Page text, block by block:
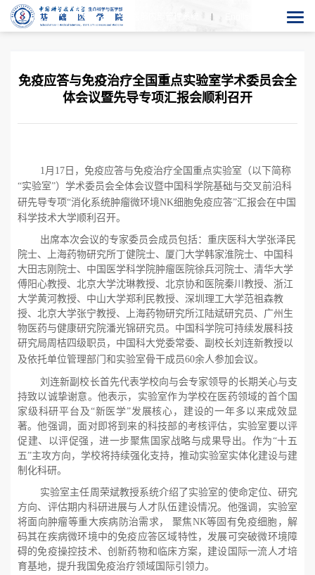
免疫应答与免疫治疗全国重点实验室学术委员会全
体会议暨先导专项汇报会顺利召开
1月 17 日，免疫应答与免疫治疗全国重点实验室（以下简称
“实验室”）学术委员会全体会议暨中国科学院基础与交叉前沿科
研先导专项“消化系统肿瘤微环境NK细胞免疫应答”汇报会在中国
科学技术大学顺利召开。
出席本次会议的专家委员会成员包括：重庆医科大学张泽民
院士、上海药物研究所丁健院士、厦门大学韩家淮院士、中国科
大田志刚院士、中国医学科学院肿瘤医院徐兵河院士、清华大学
傅阳心教授、北京大学沈琳教授、北京协和医院秦川教授、浙江
大学黄河教授、中山大学郑利民教授、深圳理工大学范祖森教
授、北京大学张宁教授、上海药物研究所江陆斌研究员、广州生
物医药与健康研究院潘光锦研究员。中国科学院可持续发展科技
研究局周桔四级职员，中国科大党委常委、副校长刘连新教授以
及依托单位管理部门和实验室骨干成员60余人参加会议。
刘连新副校长首先代表学校向与会专家领导的长期关心与支
持致以诚挚谢意。他表示，实验室作为学校在医药领域的首个国
家级科研平台及“新医学”发展核心，建设的一年多以来成效显
著。他强调，面对即将到来的科技部的考核评估，实验室要以评
促建、以评促强，进一步聚焦国家战略与成果导出。作为“十五
五”主攻方向，学校将持续强化支持，推动实验室实体化建设与建
制化科研。
实验室主任周荣斌教授系统介绍了实验室的使命定位、研究
方向、评估期内科研进展与人才队伍建设情况。他强调，实验室
将面向肿瘤等重大疾病防治需求， 聚焦NK等固有免疫细胞，解
码其在疾病微环境中的免疫应答区域特性，发展可突破微环境障
碍的免疫操控技术、创新药物和临床方案，建设国际一流人才培
育基地，提升我国免疫治疗领域国际引领力。